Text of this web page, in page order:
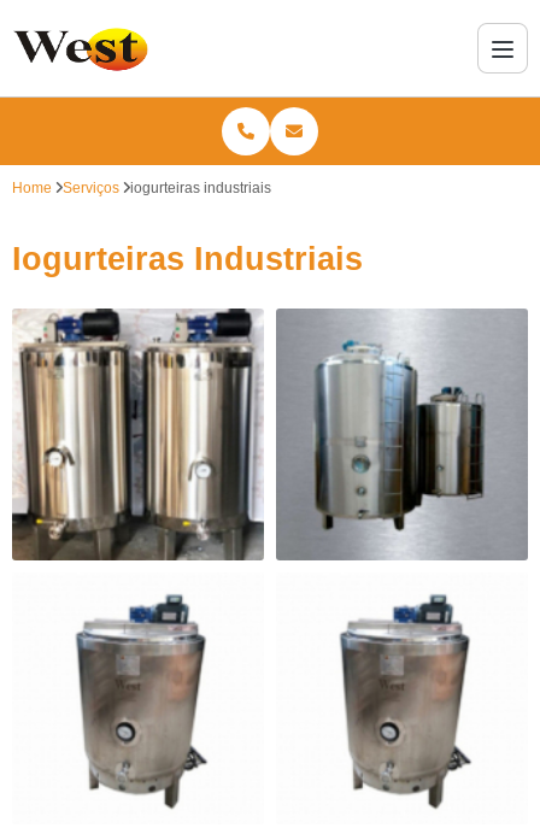
Home Serviços iogurteiras industriais
Iogurteiras Industriais